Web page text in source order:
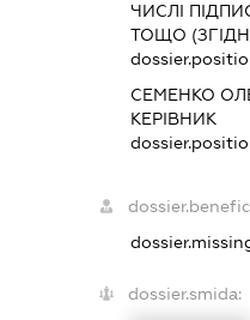
ЧИСЛІ
ТОЩО
СЕМЕНКО
КЕРІВНИК
dossier.smida: